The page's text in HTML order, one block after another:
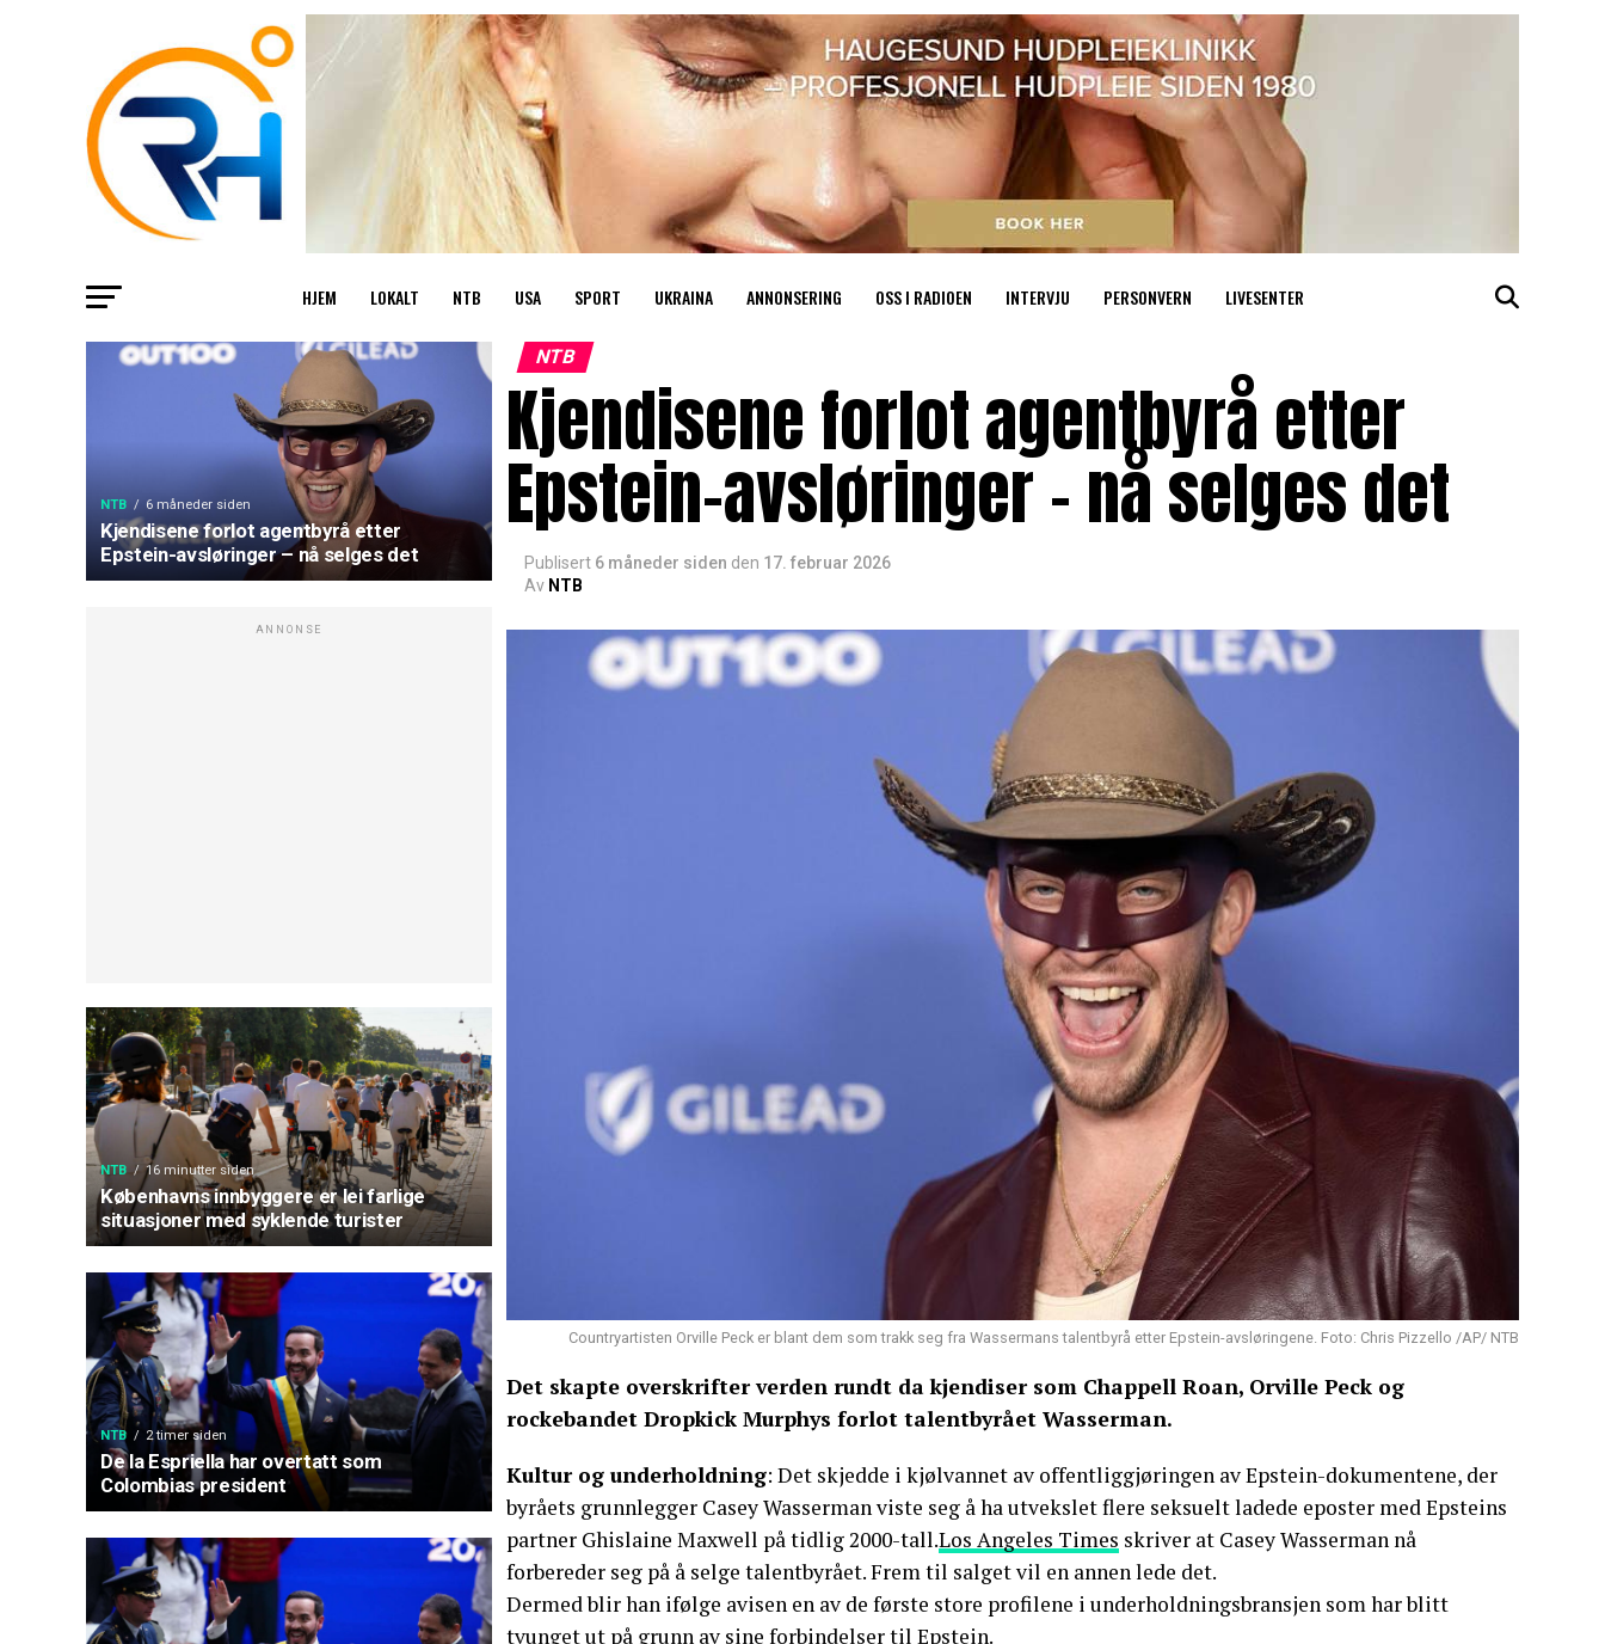
HJEM LOKALT NTB USA SPORT UKRAINA ANNONSERING OSS I RADIOEN INTERVJU PERSONVERN LIVESENTER
NTB 6 måneder siden
Kjendisene forlot agentbyrå etter
Epstein-avsløringer – nå selges det
ANNONSE
NTB 16 minutter siden
Københavns innbyggere er lei farlige
situasjoner med syklende turister
NTB 2 timer siden
De la Espriella har overtatt som
Colombias president
NTB
Kjendisene forlot agentbyrå etter
Epstein-avsløringer – nå selges det
Publisert 6 måneder siden den 17. februar 2026
Av NTB
Countryartisten Orville Peck er blant dem som trakk seg fra Wassermans talentbyrå etter Epstein-avsløringene. Foto: Chris Pizzello /AP/ NTB
Det skapte overskrifter verden rundt da kjendiser som Chappell Roan, Orville Peck og
rockebandet Dropkick Murphys forlot talentbyrået Wasserman.
Kultur og underholdning: Det skjedde i kjølvannet av offentliggjøringen av Epstein-dokumentene, der
byråets grunnlegger Casey Wasserman viste seg å ha utvekslet flere seksuelt ladede eposter med Epsteins
partner Ghislaine Maxwell på tidlig 2000-tall.Los Angeles Times skriver at Casey Wasserman nå
forbereder seg på å selge talentbyrået. Frem til salget vil en annen lede det.
Dermed blir han ifølge avisen en av de første store profilene i underholdningsbransjen som har blitt
tvunget ut på grunn av sine forbindelser til Epstein.